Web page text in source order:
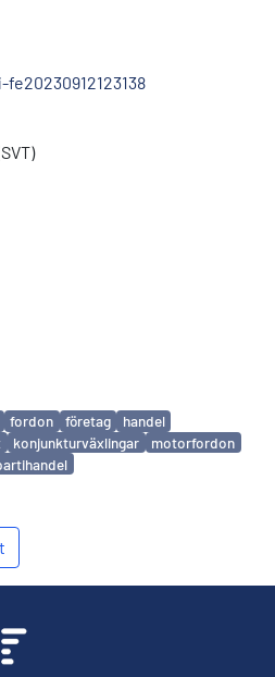
fordon företag
handel
konjunkturväxlingar
motorfordon